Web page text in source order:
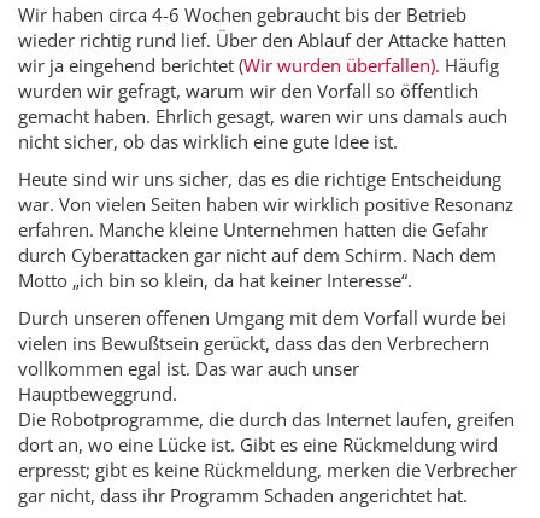
Wir haben circa 4-6 Wochen gebraucht bis der Betrieb
wieder richtig rund lief. Über den Ablauf der Attacke hatten
wir ja eingehend berichtet (Wir wurden überfallen). Häufig
wurden wir gefragt, warum wir den Vorfall so öffentlich
gemacht haben. Ehrlich gesagt, waren wir uns damals auch
nicht sicher, ob das wirklich eine gute Idee ist.
Heute sind wir uns sicher, das es die richtige Entscheidung
war. Von vielen Seiten haben wir wirklich positive Resonanz
erfahren. Manche kleine Unternehmen hatten die Gefahr
durch Cyberattacken gar nicht auf dem Schirm. Nach dem
Motto „ich bin so klein, da hat keiner Interesse“.
Durch unseren offenen Umgang mit dem Vorfall wurde bei
vielen ins Bewußtsein gerückt, dass das den Verbrechern
vollkommen egal ist. Das war auch unser
Hauptbeweggrund.
Die Robotprogramme, die durch das Internet laufen, greifen
dort an, wo eine Lücke ist. Gibt es eine Rückmeldung wird
erpresst; gibt es keine Rückmeldung, merken die Verbrecher
gar nicht, dass ihr Programm Schaden angerichtet hat.